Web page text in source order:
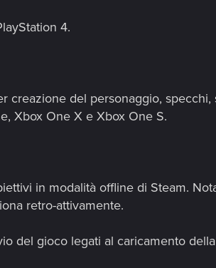
4.
creazione del personaggio,
Xbox One X e Xbox One S.
in modalità offline di Steam.
retro-attivamente.
del gioco legati al caricamento